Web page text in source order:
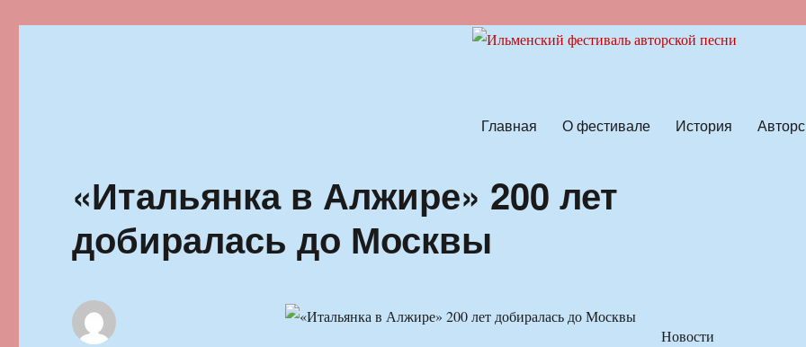
Главная О фестивале История
«Итальянка в Алжире» 200 лет
добиралась до Москвы
Новости